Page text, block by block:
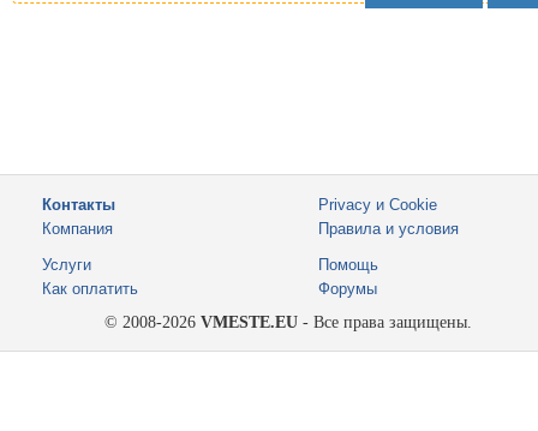
Контакты
Компания
Privacy и Cookie
Правила и условия
Услуги
Как оплатить
Помощь
Форумы
© 2008-2026 VMESTE.EU - Все права защищены.